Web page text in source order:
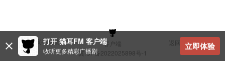
建议与反馈 客户端
返回顶部
冀ICP备2022025898号-1
打开 猫耳FM 客户端
收听更多精彩广播剧 立即体验